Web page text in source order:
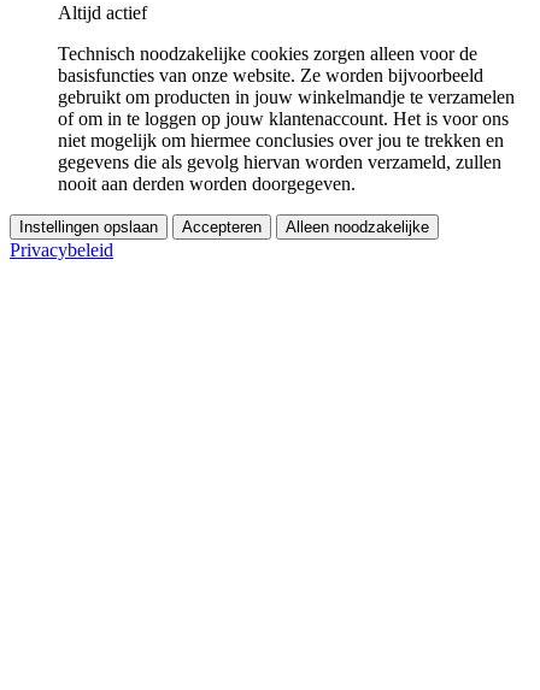
Altijd actief
Technisch noodzakelijke cookies zorgen alleen voor de
basisfuncties van onze website. Ze worden bijvoorbeeld
gebruikt om producten in jouw winkelmandje te verzamelen
of om in te loggen op jouw klantenaccount. Het is voor ons
niet mogelijk om hiermee conclusies over jou te trekken en
gegevens die als gevolg hiervan worden verzameld, zullen
nooit aan derden worden doorgegeven.
Instellingen opslaan Accepteren Alleen noodzakelijke
Privacybeleid